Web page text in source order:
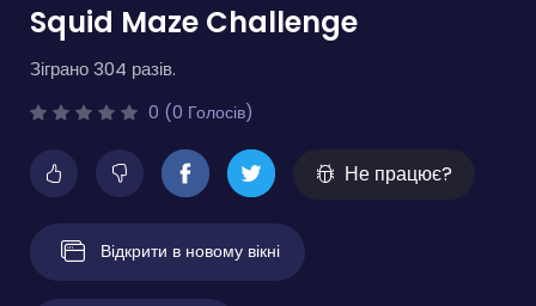
Squid Maze Challenge
Зіграно 304 разів.
0 (0 Голосів)
Не працює?
Відкрити в новому вікні